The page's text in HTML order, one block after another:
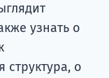
узнать о
о